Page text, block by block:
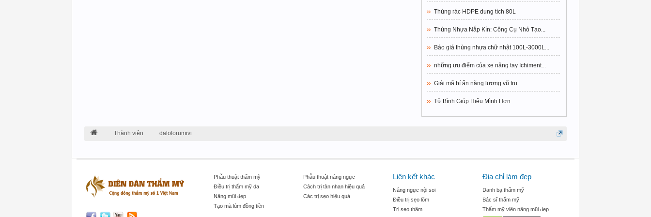
Thùng rác HDPE dung tích 80L
Thùng Nhựa Nắp Kín: Công Cụ Nhỏ Tạo...
Báo giá thùng nhựa chữ nhật 100L-3000L...
những ưu điểm của xe nâng tay Ichiment...
Giải mã bí ẩn năng lượng vũ trụ
Tử Bình Giúp Hiểu Mình Hơn
Thành viên daloforumivi
Phẫu thuật thẩm mỹ
Điều trị thẩm mỹ da
Nâng mũi đẹp
Tạo mà lúm đồng tiền
Phẫu thuật nâng ngực
Cách trị tàn nhan hiệu quả
Các trị sẹo hiệu quả
Liên kết khác
Nâng ngực nội soi
Điều trị sẹo lõm
Trị sẹo thâm
Địa chỉ làm đẹp
Danh bạ thẩm mỹ
Bác sĩ thẩm mỹ
Thẩm mỹ viện nâng mũi đẹp